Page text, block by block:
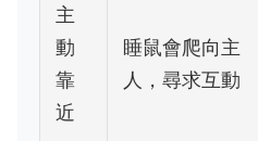
主
動
靠
近
睡鼠會爬向主
人，尋求互動